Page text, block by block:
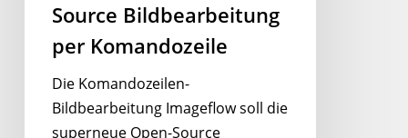
Source Bildbearbeitung
per Komandozeile
Die Komandozeilen-
Bildbearbeitung Imageflow soll die
superneue Open-Source